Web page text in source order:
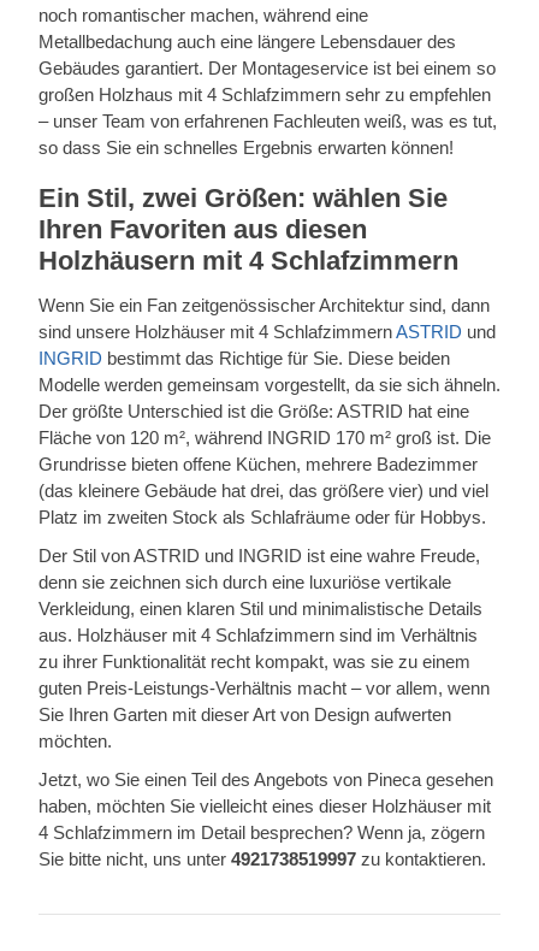
noch romantischer machen, während eine
Metallbedachung auch eine längere Lebensdauer des
Gebäudes garantiert. Der Montageservice ist bei einem so
großen Holzhaus mit 4 Schlafzimmern sehr zu empfehlen
– unser Team von erfahrenen Fachleuten weiß, was es tut,
so dass Sie ein schnelles Ergebnis erwarten können!
Ein Stil, zwei Größen: wählen Sie
Ihren Favoriten aus diesen
Holzhäusern mit 4 Schlafzimmern
Wenn Sie ein Fan zeitgenössischer Architektur sind, dann
sind unsere Holzhäuser mit 4 SchlafzimmernASTRID und
INGRID bestimmt das Richtige für Sie. Diese beiden
Modelle werden gemeinsam vorgestellt, da sie sich ähneln.
Der größte Unterschied ist die Größe: ASTRID hat eine
Fläche von 120 m², während INGRID 170 m² groß ist. Die
Grundrisse bieten offene Küchen, mehrere Badezimmer
(das kleinere Gebäude hat drei, das größere vier) und viel
Platz im zweiten Stock als Schlafräume oder für Hobbys.
Der Stil von ASTRID und INGRID ist eine wahre Freude,
denn sie zeichnen sich durch eine luxuriöse vertikale
Verkleidung, einen klaren Stil und minimalistische Details
aus. Holzhäuser mit 4 Schlafzimmern sind im Verhältnis
zu ihrer Funktionalität recht kompakt, was sie zu einem
guten Preis-Leistungs-Verhältnis macht – vor allem, wenn
Sie Ihren Garten mit dieser Art von Design aufwerten
möchten.
Jetzt, wo Sie einen Teil des Angebots von Pineca gesehen
haben, möchten Sie vielleicht eines dieser Holzhäuser mit
4 Schlafzimmern im Detail besprechen? Wenn ja, zögern
Sie bitte nicht, uns unter 4921738519997 zu kontaktieren.